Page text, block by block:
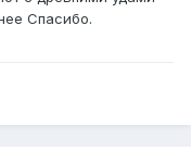
Спасибо.